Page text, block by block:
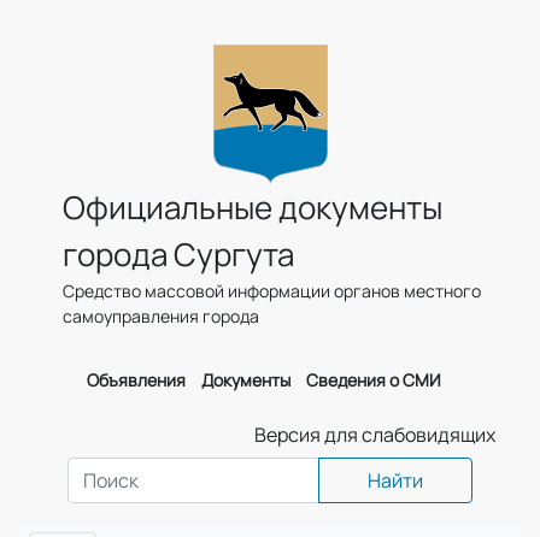
Официальные документы
города Сургута
Средство массовой информации органов местного
самоуправления города
Объявления Документы Сведения о СМИ
Версия для слабовидящих
Найти